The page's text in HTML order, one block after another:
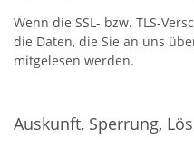
Wenn die SSL- bzw. TLS-
die Daten, die Sie an uns
mitgelesen werden.
Auskunft, Sperrung,